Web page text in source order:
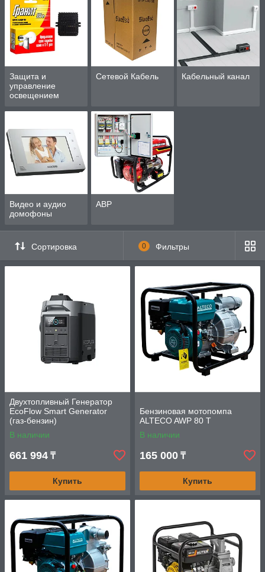
Защита и
управление
освещением
Сетевой Кабель Кабельный канал
Видео и аудио
домофоны
АВР
Сортировка 0 Фильтры
Двухтопливный Генератор
EcoFlow Smart Generator
(газ-бензин)
В наличии
661 994 ₸
Купить
Бензиновая мотопомпа
ALTECO AWP 80 T
В наличии
165 000 ₸
Купить